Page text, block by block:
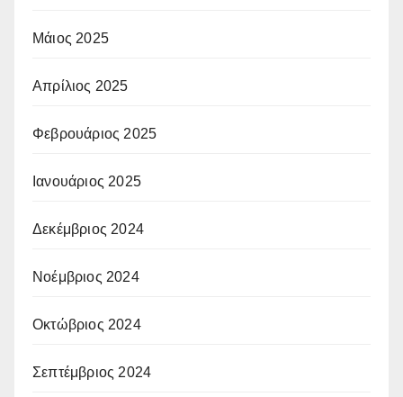
Μάιος 2025
Απρίλιος 2025
Φεβρουάριος 2025
Ιανουάριος 2025
Δεκέμβριος 2024
Νοέμβριος 2024
Οκτώβριος 2024
Σεπτέμβριος 2024